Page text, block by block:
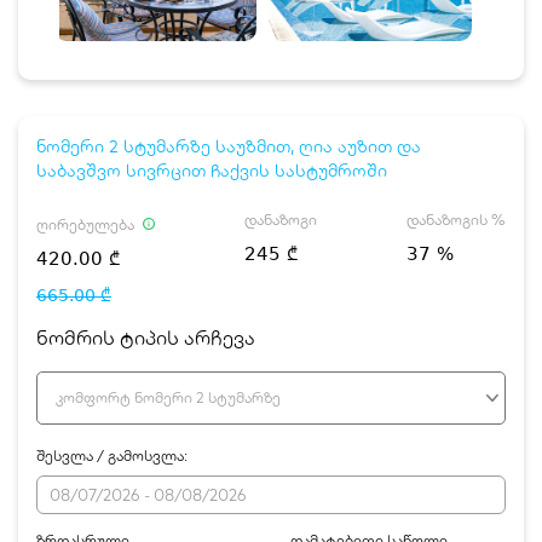
ნომერი 2 სტუმარზე საუზმით, ღია აუზით და
საბავშვო სივრცით ჩაქვის სასტუმროში
ღირებულება
420.00 ₾
665.00 ₾
დანაზოგი
245 ₾
დანაზოგის %
37 %
ნომრის ტიპის არჩევა
კომფორტ ნომერი 2 სტუმარზე
შესვლა / გამოსვლა: